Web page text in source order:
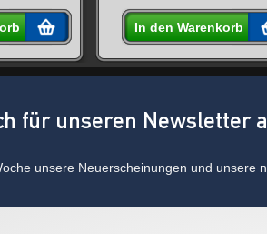
In den Warenkorb
für unseren Newsletter
unsere Neuerscheinungen und unsere